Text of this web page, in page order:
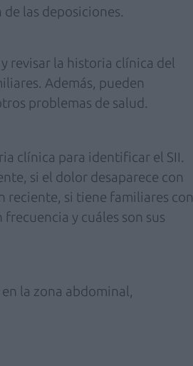
las deposiciones.
revisar la historia clínica del
Además, pueden
problemas de salud.
clínica para identificar el SII.
si el dolor desaparece con
reciente, si tiene familiares con
y cuáles son sus
la zona abdominal,